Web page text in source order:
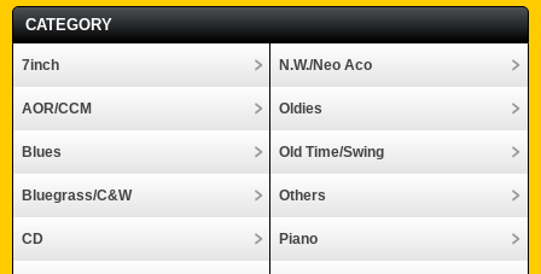
CATEGORY
7inch N.W./Neo Aco
AOR/CCM Oldies
Blues Old Time/Swing
Bluegrass/C&W Others
CD Piano